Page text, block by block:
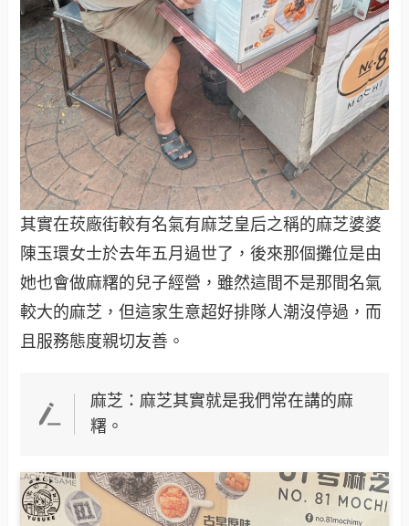
其實在莰廠街較有名氣有麻芝皇后之稱的麻芝婆婆
陳玉環女士於去年五月過世了，後來那個攤位是由
她也會做麻糬的兒子經營，雖然這間不是那間名氣
較大的麻芝，但這家生意超好排隊人潮沒停過，而
且服務態度親切友善。
麻芝：麻芝其實就是我們常在講的麻
糬。